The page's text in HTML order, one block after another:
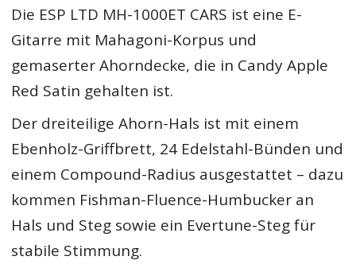
Die ESP LTD MH-1000ET CARS ist eine E-
Gitarre mit Mahagoni-Korpus und
gemaserter Ahorndecke, die in Candy Apple
Red Satin gehalten ist.
Der dreiteilige Ahorn-Hals ist mit einem
Ebenholz-Griffbrett, 24 Edelstahl-Bünden und
einem Compound-Radius ausgestattet – dazu
kommen Fishman-Fluence-Humbucker an
Hals und Steg sowie ein Evertune-Steg für
stabile Stimmung.